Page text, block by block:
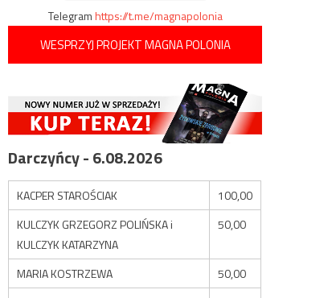
Telegramhttps://t.me/magnapolonia
WESPRZYJ PROJEKT MAGNA POLONIA
Darczyńcy - 6.08.2026
KACPER STAROŚCIAK
100,00
KULCZYK GRZEGORZ POLIŃSKA i
KULCZYK KATARZYNA
50,00
MARIA KOSTRZEWA
50,00